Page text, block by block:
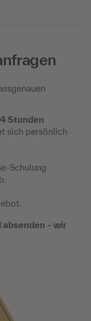
Stunden
sich persönlich
Schulung
– wir